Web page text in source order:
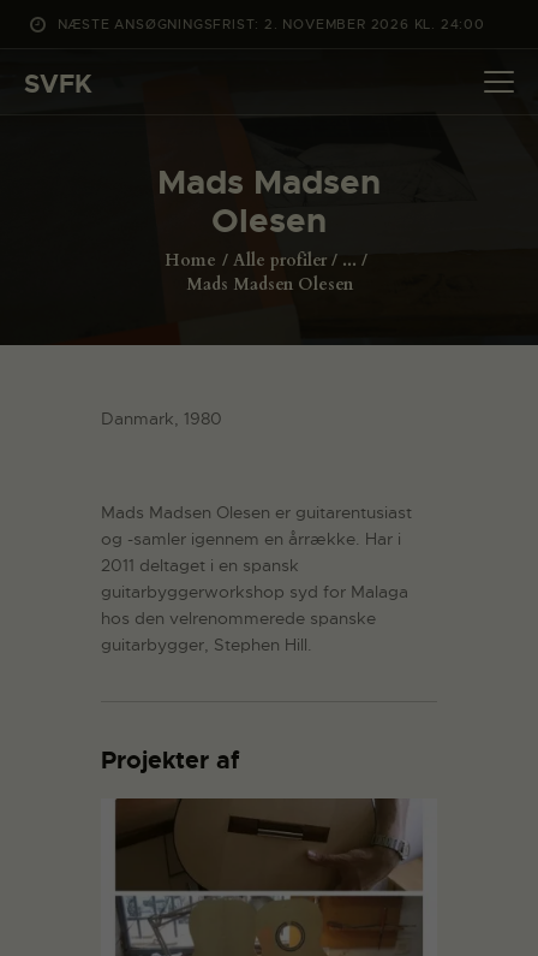
NÆSTE ANSØGNINGSFRIST: 2. NOVEMBER 2026 KL. 24:00
SVFK
Mads Madsen
Olesen
Home Alle profiler
...
Mads Madsen Olesen
DET SKER
PROJEKTER
Danmark, 1980
Mads Madsen Olesen er guitarentusiast
og -samler igennem en årrække. Har i
2011 deltaget i en spansk
guitarbyggerworkshop syd for Malaga
hos den velrenommerede spanske
guitarbygger, Stephen Hill.
Projekter af